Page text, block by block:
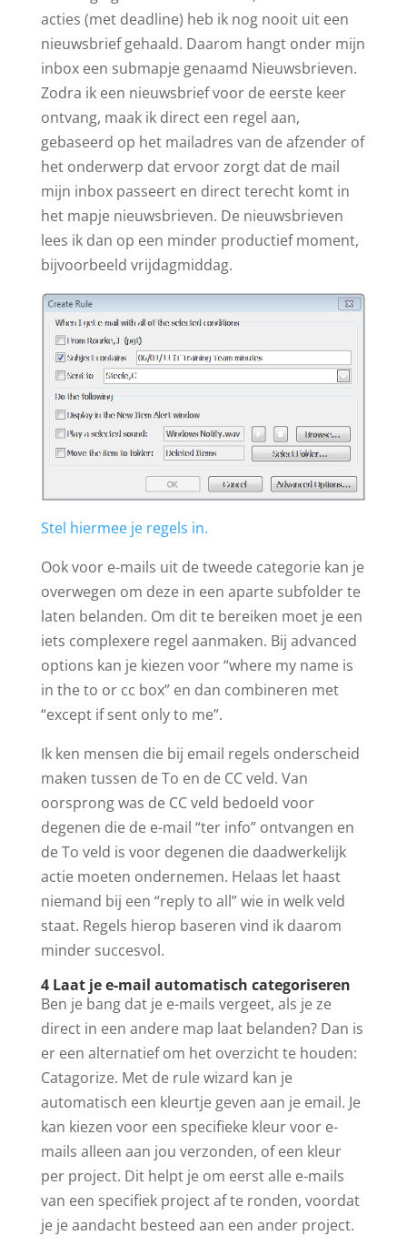
acties (met deadline) heb ik nog nooit uit een
nieuwsbrief gehaald. Daarom hangt onder mijn
inbox een submapje genaamd Nieuwsbrieven.
Zodra ik een nieuwsbrief voor de eerste keer
ontvang, maak ik direct een regel aan,
gebaseerd op het mailadres van de afzender of
het onderwerp dat ervoor zorgt dat de mail
mijn inbox passeert en direct terecht komt in
het mapje nieuwsbrieven. De nieuwsbrieven
lees ik dan op een minder productief moment,
bijvoorbeeld vrijdagmiddag.
Stel hiermee je regels in.
Ook voor e-mails uit de tweede categorie kan je
overwegen om deze in een aparte subfolder te
laten belanden. Om dit te bereiken moet je een
iets complexere regel aanmaken. Bij advanced
options kan je kiezen voor “where my name is
in the to or cc box” en dan combineren met
“except if sent only to me”.
Ik ken mensen die bij email regels onderscheid
maken tussen de To en de CC veld. Van
oorsprong was de CC veld bedoeld voor
degenen die de e-mail “ter info” ontvangen en
de To veld is voor degenen die daadwerkelijk
actie moeten ondernemen. Helaas let haast
niemand bij een “reply to all” wie in welk veld
staat. Regels hierop baseren vind ik daarom
minder succesvol.
4 Laat je e-mail automatisch categoriseren
Ben je bang dat je e-mails vergeet, als je ze
direct in een andere map laat belanden? Dan is
er een alternatief om het overzicht te houden:
Catagorize. Met de rule wizard kan je
automatisch een kleurtje geven aan je email. Je
kan kiezen voor een specifieke kleur voor e-
mails alleen aan jou verzonden, of een kleur
per project. Dit helpt je om eerst alle e-mails
van een specifiek project af te ronden, voordat
je je aandacht besteed aan een ander project.